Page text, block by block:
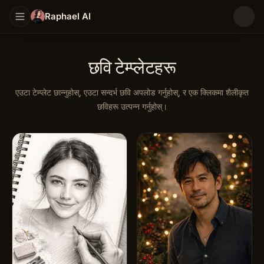
Raphael AI
छवि टेम्प्लेटहरू
एउटा टेम्प्लेट छान्नुहोस्, एउटा सन्दर्भ छवि अपलोड गर्नुहोस्, र एक क्लिकमा शैलीकृत
छविहरू उत्पन्न गर्नुहोस्।